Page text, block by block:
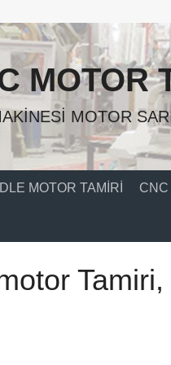
MOTOR
MOTOR
MOTOR TAMIRI CNC
Tamiri,